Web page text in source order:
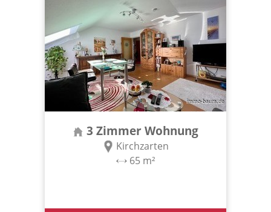
3 Zimmer Wohnung
Kirchzarten
65 m²